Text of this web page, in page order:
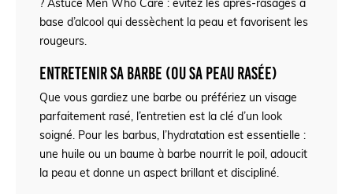
? Astuce Men Who Care : évitez les après-rasages à
base d’alcool qui dessèchent la peau et favorisent les
rougeurs.
Entretenir sa barbe (ou sa peau rasée)
Que vous gardiez une barbe ou préfériez un visage
parfaitement rasé, l’entretien est la clé d’un look
soigné. Pour les barbus, l’hydratation est essentielle :
une huile ou un baume à barbe nourrit le poil, adoucit
la peau et donne un aspect brillant et discipliné.